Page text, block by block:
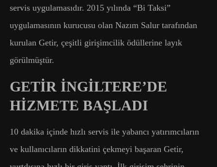
servis uygulamasıdır. 2015 yılında “Bi Taksi”
uygulamasının kurucusu olan Nazım Salur tarafından
kurulan Getir, çeşitli girişimcilik ödüllerine layık
görülmüştür.
GETİR İNGİLTERE’DE
HİZMETE BAŞLADI
10 dakika içinde hızlı servis ile yabancı yatırımcıların
ve kullanıcıların dikkatini çekmeyi başaran Getir,